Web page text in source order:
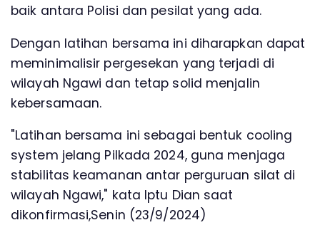
baik antara Polisi dan pesilat yang ada.
Dengan latihan bersama ini diharapkan dapat
meminimalisir pergesekan yang terjadi di
wilayah Ngawi dan tetap solid menjalin
kebersamaan.
"Latihan bersama ini sebagai bentuk cooling
system jelang Pilkada 2024, guna menjaga
stabilitas keamanan antar perguruan silat di
wilayah Ngawi," kata Iptu Dian saat
dikonfirmasi,Senin (23/9/2024)